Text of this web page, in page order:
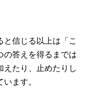
信じる以上は「こ
の答えを得るまでは
えたり、止めたりし
ます。